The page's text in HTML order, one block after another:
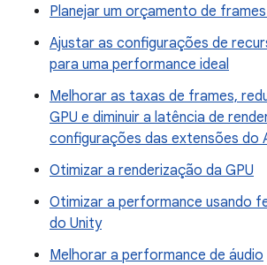
Planejar um orçamento de frames
Ajustar as configurações de
para uma performance ideal
Melhorar as taxas de frames,
GPU e diminuir a latência de
configurações das extensões do
Otimizar a renderização da GPU
Otimizar a performance usando
do Unity
Melhorar a performance de áudio